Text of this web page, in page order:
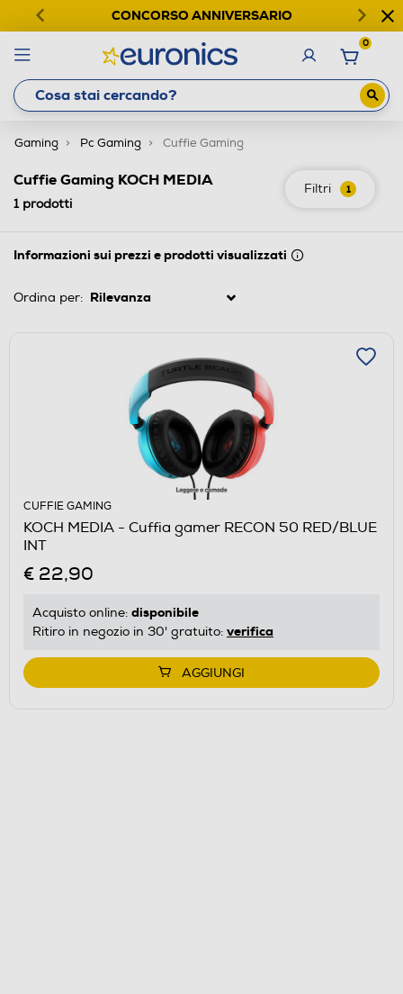
CONCORSO ANNIVERSARIO
0
Gaming Pc Gaming Cuffie Gaming
Filtri 1
Cuffie Gaming KOCH MEDIA
1prodotti
Informazioni sui prezzi e prodotti visualizzati
Ordina per:
CUFFIE GAMING
KOCH MEDIA - Cuffia gamer RECON 50 RED/BLUE
INT
€ 22,90
Acquisto online: disponibile
Ritiro in negozio in 30' gratuito: verifica
AGGIUNGI